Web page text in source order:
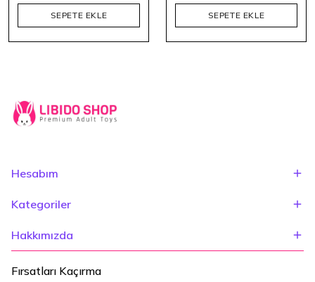
SEPETE EKLE SEPETE EKLE
Hesabım
Kategoriler
Hakkımızda
Fırsatları Kaçırma